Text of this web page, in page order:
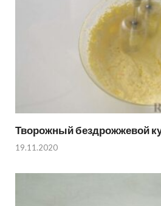
Творожный бездрожжевой
19.11.2020